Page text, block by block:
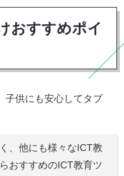
おすすめポイ
子供にも安心してタブ
、他にも様々なICT教
おすすめのICT教育ツ